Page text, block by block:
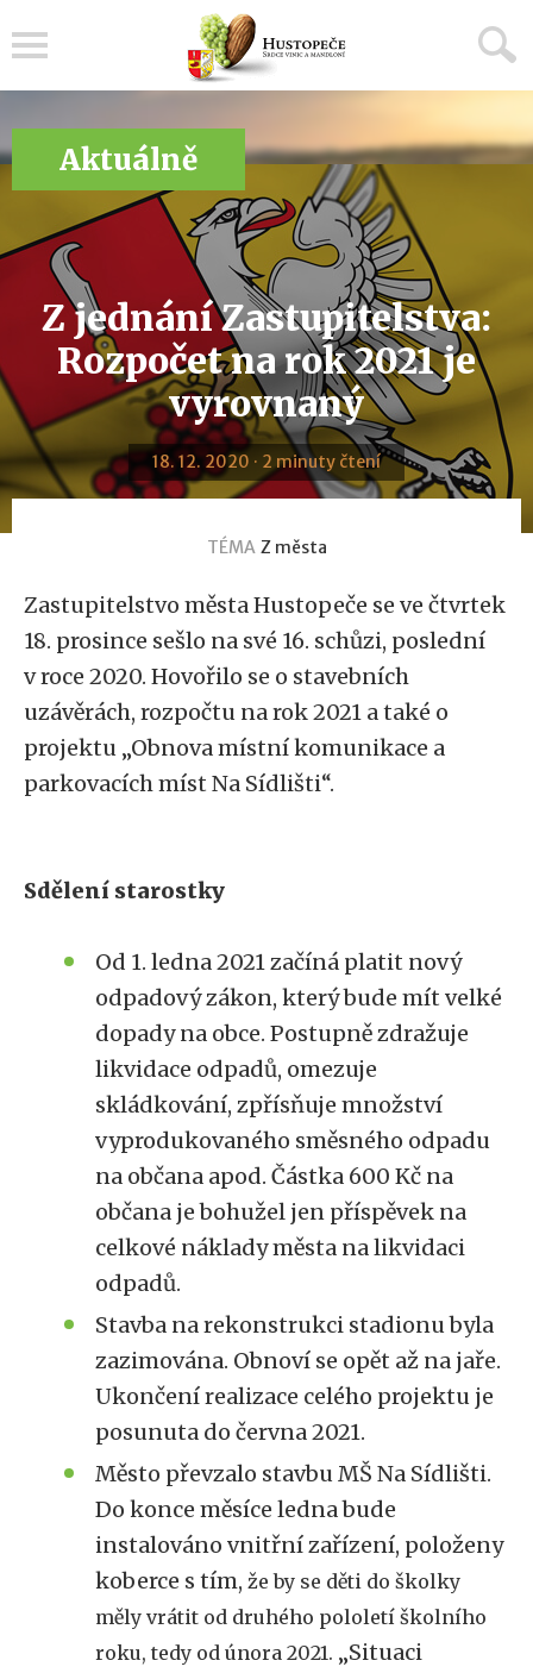
Aktuálně
Z jednání Zastupitelstva:
Rozpočet na rok 2021 je
vyrovnaný
18. 12. 2020 · 2 minuty čtení
TÉMA Z města
Zastupitelstvo města Hustopeče se ve čtvrtek
18. prosince sešlo na své 16. schůzi, poslední
v roce 2020. Hovořilo se o stavebních
uzávěrách, rozpočtu na rok 2021 a také o
projektu „Obnova místní komunikace a
parkovacích míst Na Sídlišti“.
Sdělení starostky
Od 1. ledna 2021 začíná platit nový
odpadový zákon, který bude mít velké
dopady na obce. Postupně zdražuje
likvidace odpadů, omezuje
skládkování, zpřísňuje množství
vyprodukovaného směsného odpadu
na občana apod. Částka 600 Kč na
občana je bohužel jen příspěvek na
celkové náklady města na likvidaci
odpadů.
Stavba na rekonstrukci stadionu byla
zazimována. Obnoví se opět až na jaře.
Ukončení realizace celého projektu je
posunuta do června 2021.
Město převzalo stavbu MŠ Na Sídlišti.
Do konce měsíce ledna bude
instalováno vnitřní zařízení, položeny
koberce s tím, že by se děti do školky
měly vrátit od druhého pololetí školního
roku, tedy od února 2021. „Situaci